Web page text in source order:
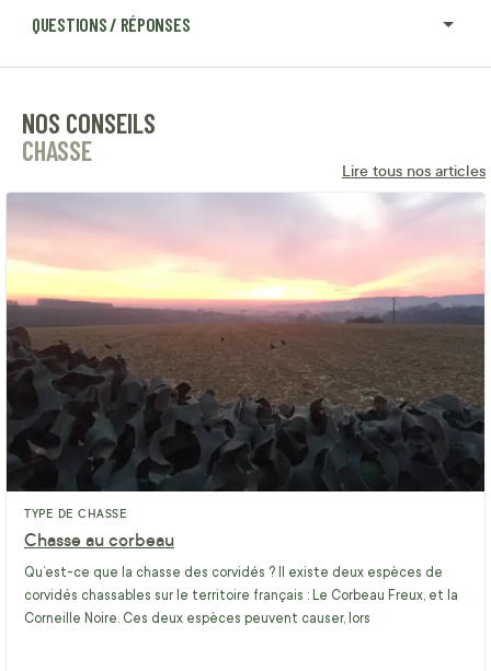
QUESTIONS / RÉPONSES
NOS CONSEILS
CHASSE
Lire tous nos articles
TYPE DE CHASSE
Chasse au corbeau
Qu’est-ce que la chasse des corvidés ? Il existe deux espèces de
corvidés chassables sur le territoire français : Le Corbeau Freux, et la
Corneille Noire. Ces deux espèces peuvent causer, lors